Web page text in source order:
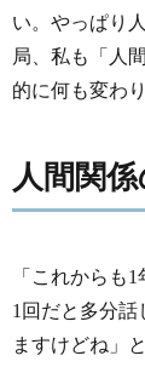
い。やっぱり
局、私も「人
的に何も変わ
人間関
「これからも
1回だと多分話
ますけどね」